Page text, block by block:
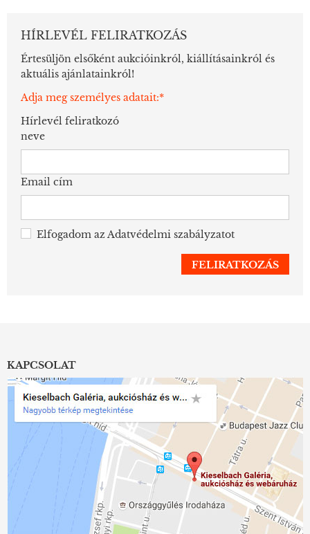
HÍRLEVÉL FELIRATKOZÁS
Értesüljön elsőként aukcióinkról, kiállításainkról és
aktuális ajánlatainkról!
Adja meg személyes adatait:*
Hírlevél feliratkozó
neve
Email cím
Elfogadom azAdatvédelmi szabályzatot
KAPCSOLAT